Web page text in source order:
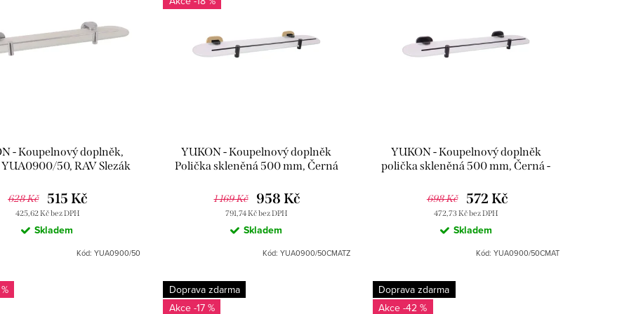
- Koupelnový doplněk,
50, RAV Slezák
628 Kč
425,62 Kč bez DPH
515 Kč
Skladem
Kód:YUA0900/50
YUKON - Koupelnový doplněk
Polička skleněná 500 mm, Černá
RAV Slezák
1 169 Kč
791,74 Kč bez DPH
958 Kč
Skladem
Kód: YUA0900/50CMATZ
YUKON - Koupelnový doplněk
polička skleněná 500 mm, Černá -
Slezák
698 Kč
472,73 Kč bez DPH
572 Kč
Skladem
Kód: YUA0900/50CMAT
Doprava zdarma
-17 %
Doprava zdarma
-42 %